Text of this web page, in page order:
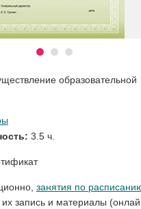
образовательной
3.5 ч.
занятия по
запись и материалы